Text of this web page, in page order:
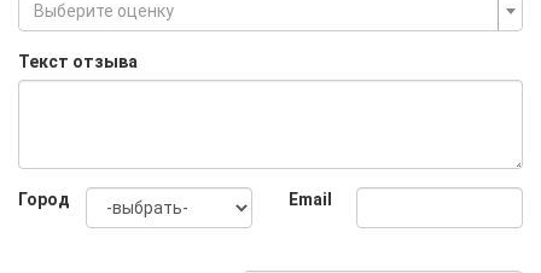
Выберите оценку
Текст отзыва
Город Email